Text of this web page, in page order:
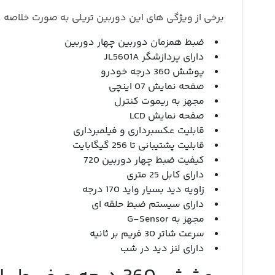
برخی از ویژگی های این دوربین تریلی به صورت خلاصه
ضبط همزمان دوربین چهار دوربین
دارای پردازشگر JL5601A
پوشش 360 درجه خودرو
صفحه نمایش 07 اینچی
مجهز به ریموت کنترل
صفحه نمایش LCD
قابلیت عکسبرداری و فیلمبرداری
قابلیت پشتیبانی تا 256 گیگابایت
کیفیت ضبط چهار دوربین 720
دارای کابل 25 متری
زاویه دید بسیار واید 170 درجه
دارای سیستم ضبط حلقه ای
مجهز به G-Sensor
سرعت شاتر 30 فریم بر ثانیه
دارای لنز دید در شب